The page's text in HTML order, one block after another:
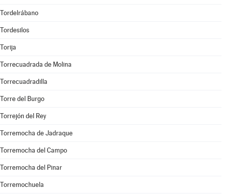
Tordelrábano
Tordesilos
Torija
Torrecuadrada de Molina
Torrecuadradilla
Torre del Burgo
Torrejón del Rey
Torremocha de Jadraque
Torremocha del Campo
Torremocha del Pinar
Torremochuela